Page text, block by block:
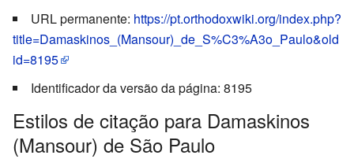
URL permanente: https://pt.orthodoxwiki.org/index.php?
title=Damaskinos_(Mansour)_de_S%C3%A3o_Paulo&old
id=8195
Identificador da versão da página: 8195
Estilos de citação para Damaskinos
(Mansour) de São Paulo